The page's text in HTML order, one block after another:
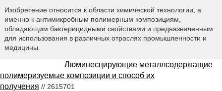
Изобретение относится к области химической технологии, а
именно к антимикробным полимерным композициям,
обладающим бактерицидными свойствами и предназначенным
для использования в различных отраслях промышленности и
медицины.
Люминесцирующие металлсодержащие
полимеризуемые композиции и способ их
получения // 2615701